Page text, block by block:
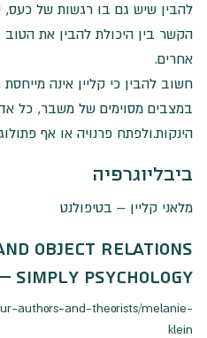
להבין שיש גם בו רגשות של כעס,
הקשר בין היכולת להבין את
אחרים.
חשוב להבין כי קליין אינה
במצבים מסוימים של משבר, כל
הינקות.ולפתח פרנויה או אף
ביבליוגרפיה
מלאני קליין – בטיפולנט
Object Relations
– simply psychology
authors-and-theorists/melanie-
klein